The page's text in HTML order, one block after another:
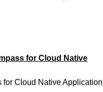
for Cloud Native
for Cloud Native Application